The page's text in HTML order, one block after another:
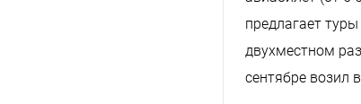
предлагает
двухместном
сентябре возил